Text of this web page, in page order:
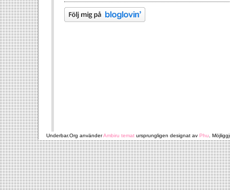
Underbar.Org använderAmbiru temat ursprungligen designat av Phu .